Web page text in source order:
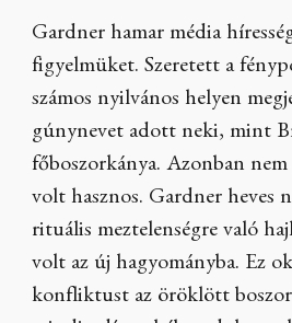
Gardner hamar média
figyelmüket. Szeretett a
számos nyilvános helyen
gúnynevet adott neki, mint
főboszorkánya. Azonban
volt hasznos. Gardner heves
rituális meztelenségre való
volt az új hagyományba. Ez
konfliktust az öröklött